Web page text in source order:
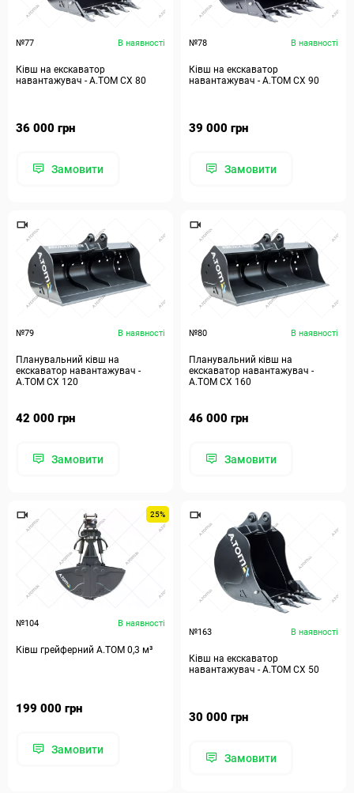
№77 В наявності
Ківш на екскаватор
навантажувач - А.ТОМ СХ 80
36 000 грн
Замовити
№78 В наявності
Ківш на екскаватор
навантажувач - А.ТОМ СХ 90
39 000 грн
Замовити
№79 В наявності
Планувальний ківш на
екскаватор навантажувач -
А.ТОМ СХ 120
42 000 грн
Замовити
№80 В наявності
Планувальний ківш на
екскаватор навантажувач -
А.ТОМ СХ 160
46 000 грн
Замовити
25%
№104 В наявності
Ківш грейферний А.ТОМ 0,3 м³
199 000 грн
Замовити
№163 В наявності
Ківш на екскаватор
навантажувач - А.ТОМ СХ 50
30 000 грн
Замовити